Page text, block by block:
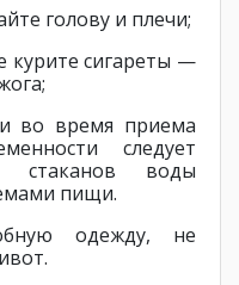
голову и плечи;
курите сигареты —
во время приема
следует
стаканов воды
пищи.
одежду, не